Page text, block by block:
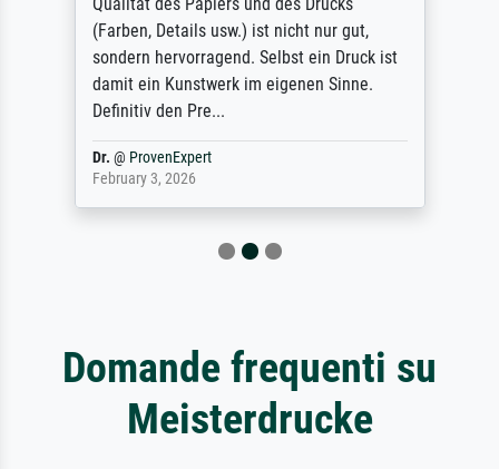
(Farben, Details usw.) ist nicht nur gut,
sondern hervorragend. Selbst ein Druck ist
damit ein Kunstwerk im eigenen Sinne.
Definitiv den Pre...
Dr. @ ProvenExpert
February 3, 2026
Domande frequenti su
Meisterdrucke